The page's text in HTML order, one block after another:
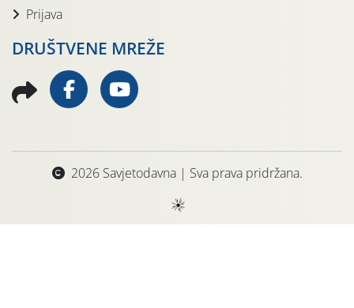
Prijava
DRUŠTVENE MREŽE
2026 Savjetodavna | Sva prava pridržana.